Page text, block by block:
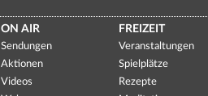
ON AIR
Sendungen
Aktionen
Videos
FREIZEIT
Veranstaltungen
Spielplätze
Rezepte